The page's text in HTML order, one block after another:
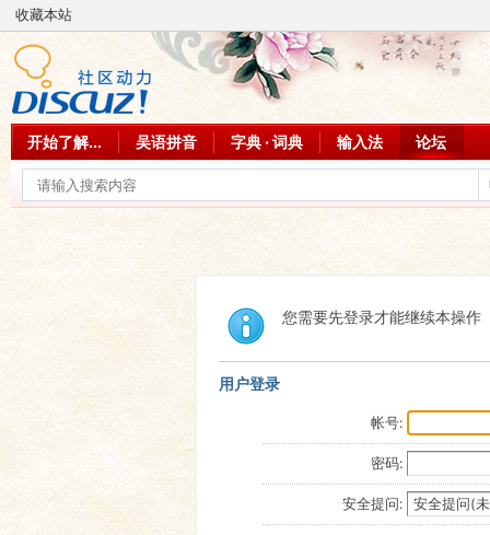
收藏本站
开始了解... 吴语拼音 字典 · 词典 输入法 论坛
您需要先登录才能继续本操作
用户登录
帐号:
密码:
安全提问: